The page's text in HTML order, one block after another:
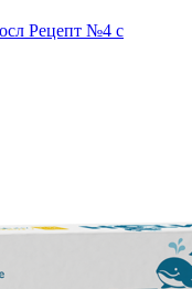
Рецепт №4 с